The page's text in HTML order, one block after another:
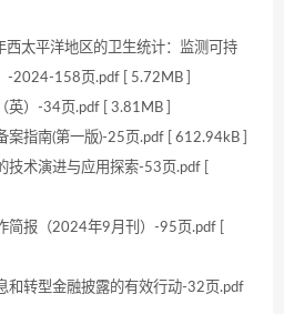
太平洋地区的卫生统计：监测可持
-2024-158页.pdf [ 5.72MB ]
）-34页.pdf [ 3.81MB ]
指南(第一版)-25页.pdf [ 612.94kB ]
术演进与应用探索-53页.pdf [
报（2024年9月刊）-95页.pdf [
转型金融披露的有效行动-32页.pdf